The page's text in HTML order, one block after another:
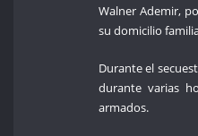
Walner Ademir,
su domicilio
Durante el
durante varias
armados.